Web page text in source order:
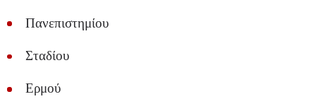
Πανεπιστημίου
Σταδίου
Ερμού